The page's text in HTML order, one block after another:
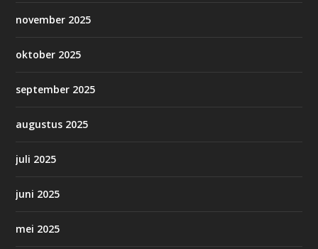
november 2025
oktober 2025
september 2025
augustus 2025
juli 2025
juni 2025
mei 2025